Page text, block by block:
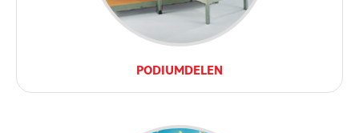
PODIUMDELEN